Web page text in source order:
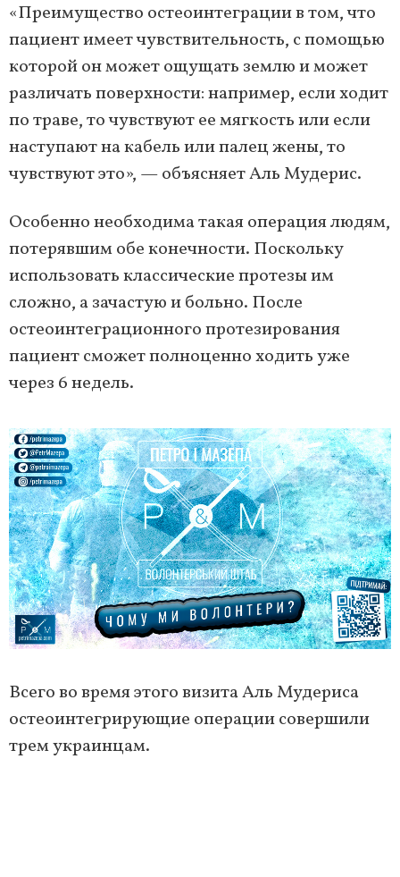
«Преимущество остеоинтеграции в том, что
пациент имеет чувствительность, с помощью
которой он может ощущать землю и может
различать поверхности: например, если ходит
по траве, то чувствуют ее мягкость или если
наступают на кабель или палец жены, то
чувствуют это», — объясняет Аль Мудерис.
Особенно необходима такая операция людям,
потерявшим обе конечности. Поскольку
использовать классические протезы им
сложно, а зачастую и больно. После
остеоинтеграционного протезирования
пациент сможет полноценно ходить уже
через 6 недель.
Всего во время этого визита Аль Мудериса
остеоинтегрирующие операции совершили
трем украинцам.